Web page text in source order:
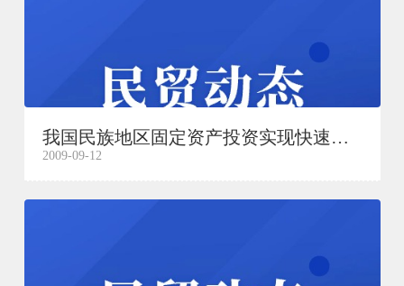
我国民族地区固定资产投资实现快速增长
2009-09-12